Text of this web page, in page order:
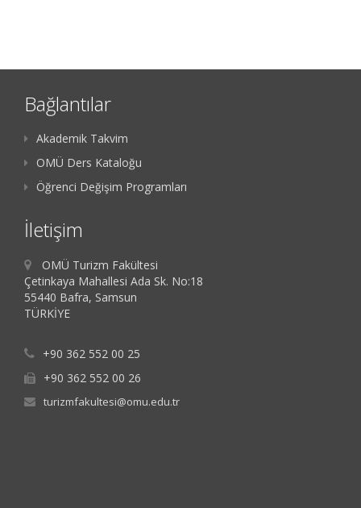
Bağlantılar
Akademik Takvim
OMÜ Ders Kataloğu
Öğrenci Değişim Programları
İletişim
OMÜ Turizm Fakültesi
Çetinkaya Mahallesi Ada Sk. No:18
55440 Bafra, Samsun
TÜRKİYE
+90 362 552 00 25
+90 362 552 00 26
turizmfakultesi@omu.edu.tr